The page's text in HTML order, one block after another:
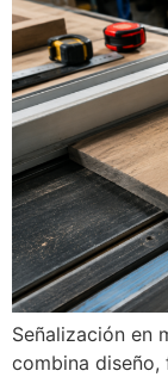
Señalización en
combina